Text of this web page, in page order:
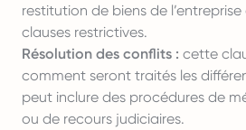
restitution de biens de
clauses restrictives.
Résolution des conflits : cette
comment seront traités les
peut inclure des procédures de
ou de recours judiciaires.